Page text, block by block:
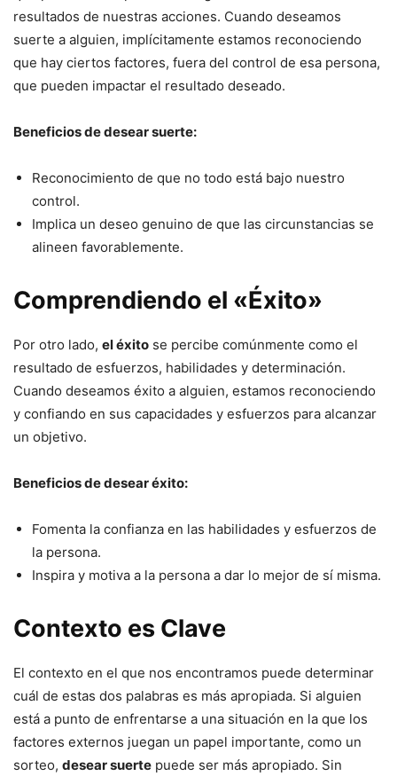
resultados de nuestras acciones. Cuando deseamos
suerte a alguien, implícitamente estamos reconociendo
que hay ciertos factores, fuera del control de esa persona,
que pueden impactar el resultado deseado.
Beneficios de desear suerte:
Reconocimiento de que no todo está bajo nuestro
control.
Implica un deseo genuino de que las circunstancias se
alineen favorablemente.
Comprendiendo el «Éxito»
Por otro lado, el éxito se percibe comúnmente como el
resultado de esfuerzos, habilidades y determinación.
Cuando deseamos éxito a alguien, estamos reconociendo
y confiando en sus capacidades y esfuerzos para alcanzar
un objetivo.
Beneficios de desear éxito:
Fomenta la confianza en las habilidades y esfuerzos de
la persona.
Inspira y motiva a la persona a dar lo mejor de sí misma.
Contexto es Clave
El contexto en el que nos encontramos puede determinar
cuál de estas dos palabras es más apropiada. Si alguien
está a punto de enfrentarse a una situación en la que los
factores externos juegan un papel importante, como un
sorteo, desear suerte puede ser más apropiado. Sin